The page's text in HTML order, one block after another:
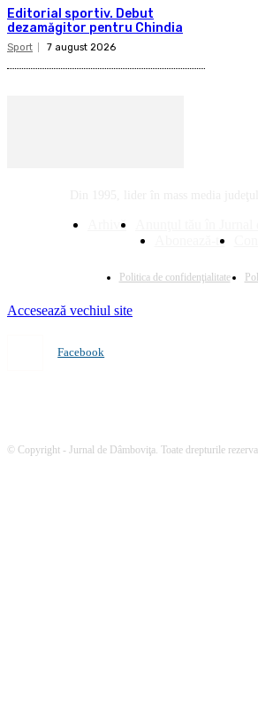
Editorial sportiv. Debut
dezamăgitor pentru Chindia
Sport 7 august 2026
Arhivă
Abonează-te
Politica de confidenţialitate
Accesează vechiul site
Facebook
© Copyright - Jurnal de Dâmboviţa. Toate drepturile